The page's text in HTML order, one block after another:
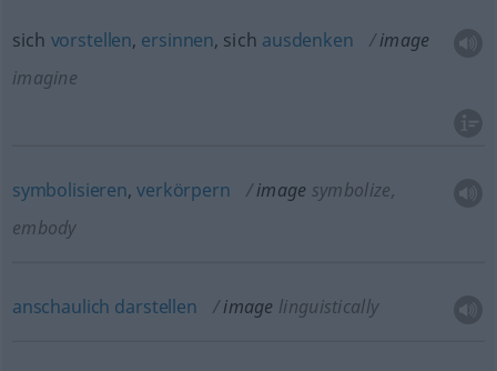
sich vorstellen, ersinnen, sich ausdenken
image
imagine
symbolisieren,verkörpern image symbolize,
embody
anschaulich darstellen image linguistically